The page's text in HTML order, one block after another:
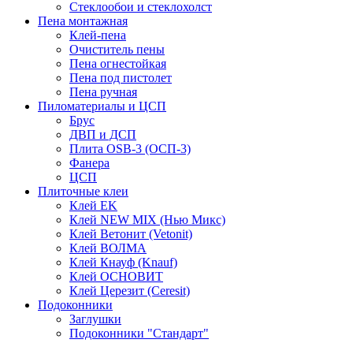
Стеклообои и стеклохолст
Пена монтажная
Клей-пена
Очиститель пены
Пена огнестойкая
Пена под пистолет
Пена ручная
Пиломатериалы и ЦСП
Брус
ДВП и ДСП
Плита OSB-3 (ОСП-3)
Фанера
ЦСП
Плиточные клеи
Клей EK
Клей NEW MIX (Нью Микс)
Клей Ветонит (Vetonit)
Клей ВОЛМА
Клей Кнауф (Knauf)
Клей ОСНОВИТ
Клей Церезит (Ceresit)
Подоконники
Заглушки
Подоконники "Стандарт"